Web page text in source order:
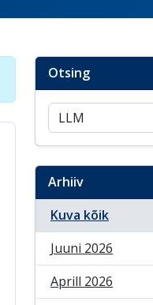
Otsing
Otsi postitusi
Arhiiv
Kuva kõik
Juuni 2026
Aprill 2026